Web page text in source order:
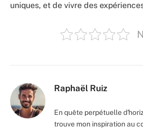
uniques, et de vivre des
Raphaël Ruiz
En quête perpétuelle
trouve mon inspiration au